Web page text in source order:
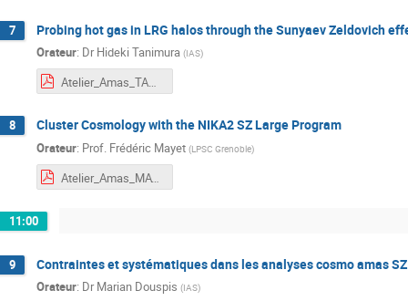
7 Probing hot gas in LRG halos through the Sunyaev Zeldovich
Orateur: Dr Hideki Tanimura (IAS)
Atelier_Amas_TANIMURA.pdf
8 Cluster Cosmology with the NIKA2 SZ Large Program
Orateur: Prof. Frédéric Mayet (LPSC Grenoble)
Atelier_Amas_MAYET.pdf
11:00
9 Contraintes et systématiques dans les analyses cosmo amas SZ
Orateur: Dr Marian Douspis (IAS)